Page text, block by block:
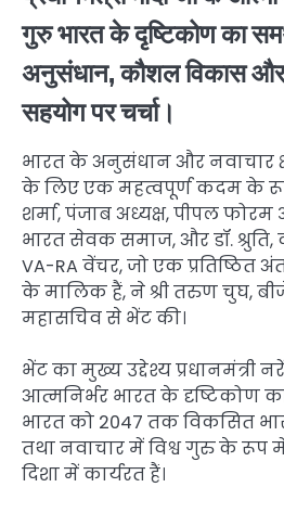
गुरु भारत के दृष्टिकोण का
अनुसंधान, कौशल विकास और
सहयोग पर चर्चा।
भारत के अनुसंधान और नवाचार
के लिए एक महत्वपूर्ण कदम के
शर्मा, पंजाब अध्यक्ष, पीपल
भारत सेवक समाज, और डॉ. श्रुति,
VA-RA वेंचर, जो एक प्रतिष्ठित
के मालिक हैं, ने श्री तरुण चुघ,
महासचिव से भेंट की।
भेंट का मुख्य उद्देश्य प्रधानमंत्री
आत्मनिर्भर भारत के दृष्टिकोण
भारत को 2047 तक विकसित
तथा नवाचार में विश्व गुरु के रूप
दिशा में कार्यरत हैं।